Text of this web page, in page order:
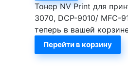
Тонер NV Print для
3070, DCP-9010/ MFC-
теперь в вашей
Перейти в корзину